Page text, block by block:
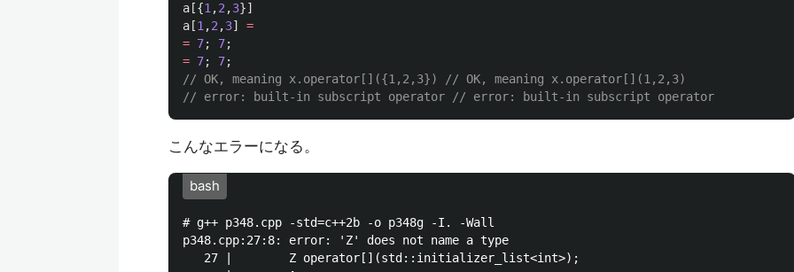
a [{1 ,2 ,3}]
a [1 ,2 ,3]
=
= 7; 7;
= 7; 7;
// OK, meaning x.operator[]({1,2,3}) // OK, meaning x.operator[](1,2,3)
// error: built-in subscript operator // error: built-in subscript operator
こんなエラーになる。
bash
# g++ p348.cpp -std=c++2b -o p348g -I. -Wall
p348.cpp:27:8: error: 'Z' does not name a type
   27 |        Z operator[](std::initializer_list<int>);